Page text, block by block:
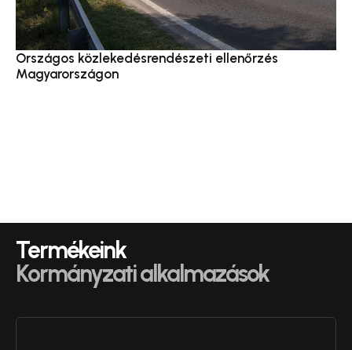
Országos közlekedésrendészeti ellenőrzés
Magyarországon
Termékeink
Kormányzati alkalmazások